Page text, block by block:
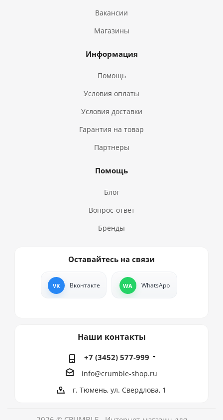
Вакансии
Магазины
Информация
Помощь
Условия оплаты
Условия доставки
Гарантия на товар
Партнеры
Помощь
Блог
Вопрос-ответ
Бренды
Оставайтесь на связи
Вконтакте WhatsApp
Наши контакты
+7 (3452) 577-999
info@crumble-shop.ru
г. Тюмень, ул. Свердлова, 1